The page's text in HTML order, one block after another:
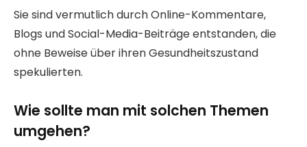
Sie sind vermutlich durch Online-Kommentare,
Blogs und Social-Media-Beiträge entstanden, die
ohne Beweise über ihren Gesundheitszustand
spekulierten.
Wie sollte man mit solchen Themen
umgehen?